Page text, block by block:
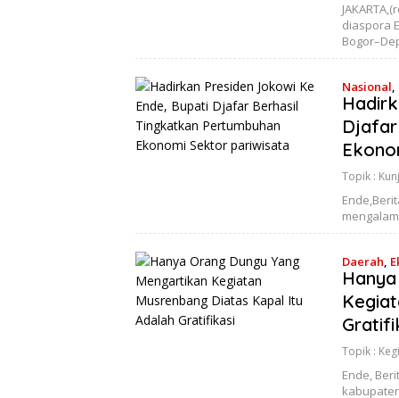
diaspora
Nasional,
Topik :
Daerah,
Topik :
Ende,